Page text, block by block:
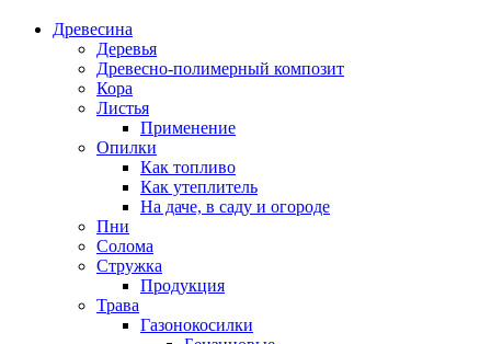
Древесина
Деревья
Древесно-полимерный композит
Кора
Листья
Применение
Опилки
Как топливо
Как утеплитель
На даче, в саду и огороде
Пни
Солома
Стружка
Продукция
Трава
Газонокосилки